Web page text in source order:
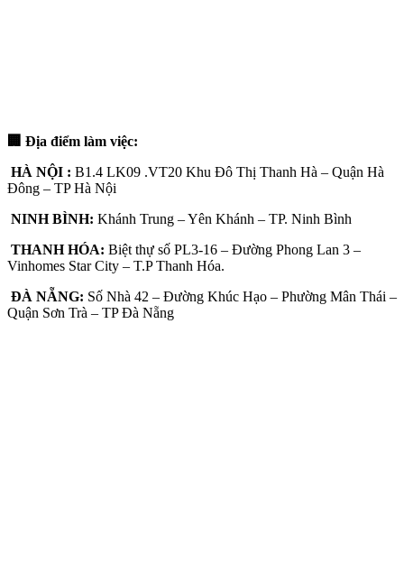
🏢 Địa điểm làm việc:
HÀ NỘI : B1.4 LK09 .VT20 Khu Đô Thị Thanh Hà – Quận Hà
Đông – TP Hà Nội
NINH BÌNH: Khánh Trung – Yên Khánh – TP. Ninh Bình
THANH HÓA: Biệt thự số PL3-16 – Đường Phong Lan 3 –
Vinhomes Star City – T.P Thanh Hóa.
ĐÀ NẴNG: Số Nhà 42 – Đường Khúc Hạo – Phường Mân Thái –
Quận Sơn Trà – TP Đà Nẵng